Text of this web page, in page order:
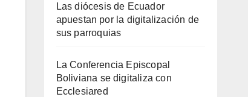
Las diócesis de Ecuador
apuestan por la digitalización de
sus parroquias
La Conferencia Episcopal
Boliviana se digitaliza con
Ecclesiared